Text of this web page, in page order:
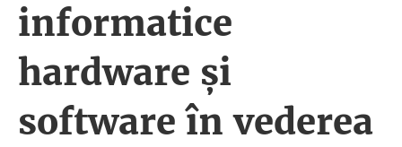
informatice
hardware și
software în vederea